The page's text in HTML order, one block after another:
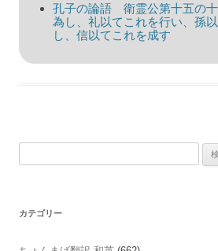
孔子の論語 衛霊公第十五の
為し、礼以てこれを行い、孫
し、信以てこれを成す
カテゴリー